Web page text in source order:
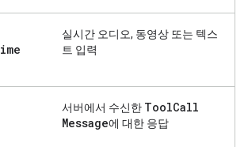
실시간 오디오, 동영상 또는 텍스
트 입력
서버에서 수신한 ToolCall
Message에 대한 응답